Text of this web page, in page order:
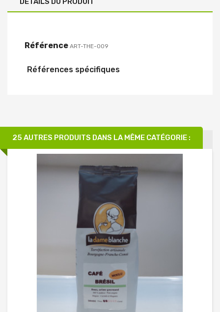
Référence ART-THE-009
Références spécifiques
25 AUTRES PRODUITS DANS LA MÊME CATÉGORIE :